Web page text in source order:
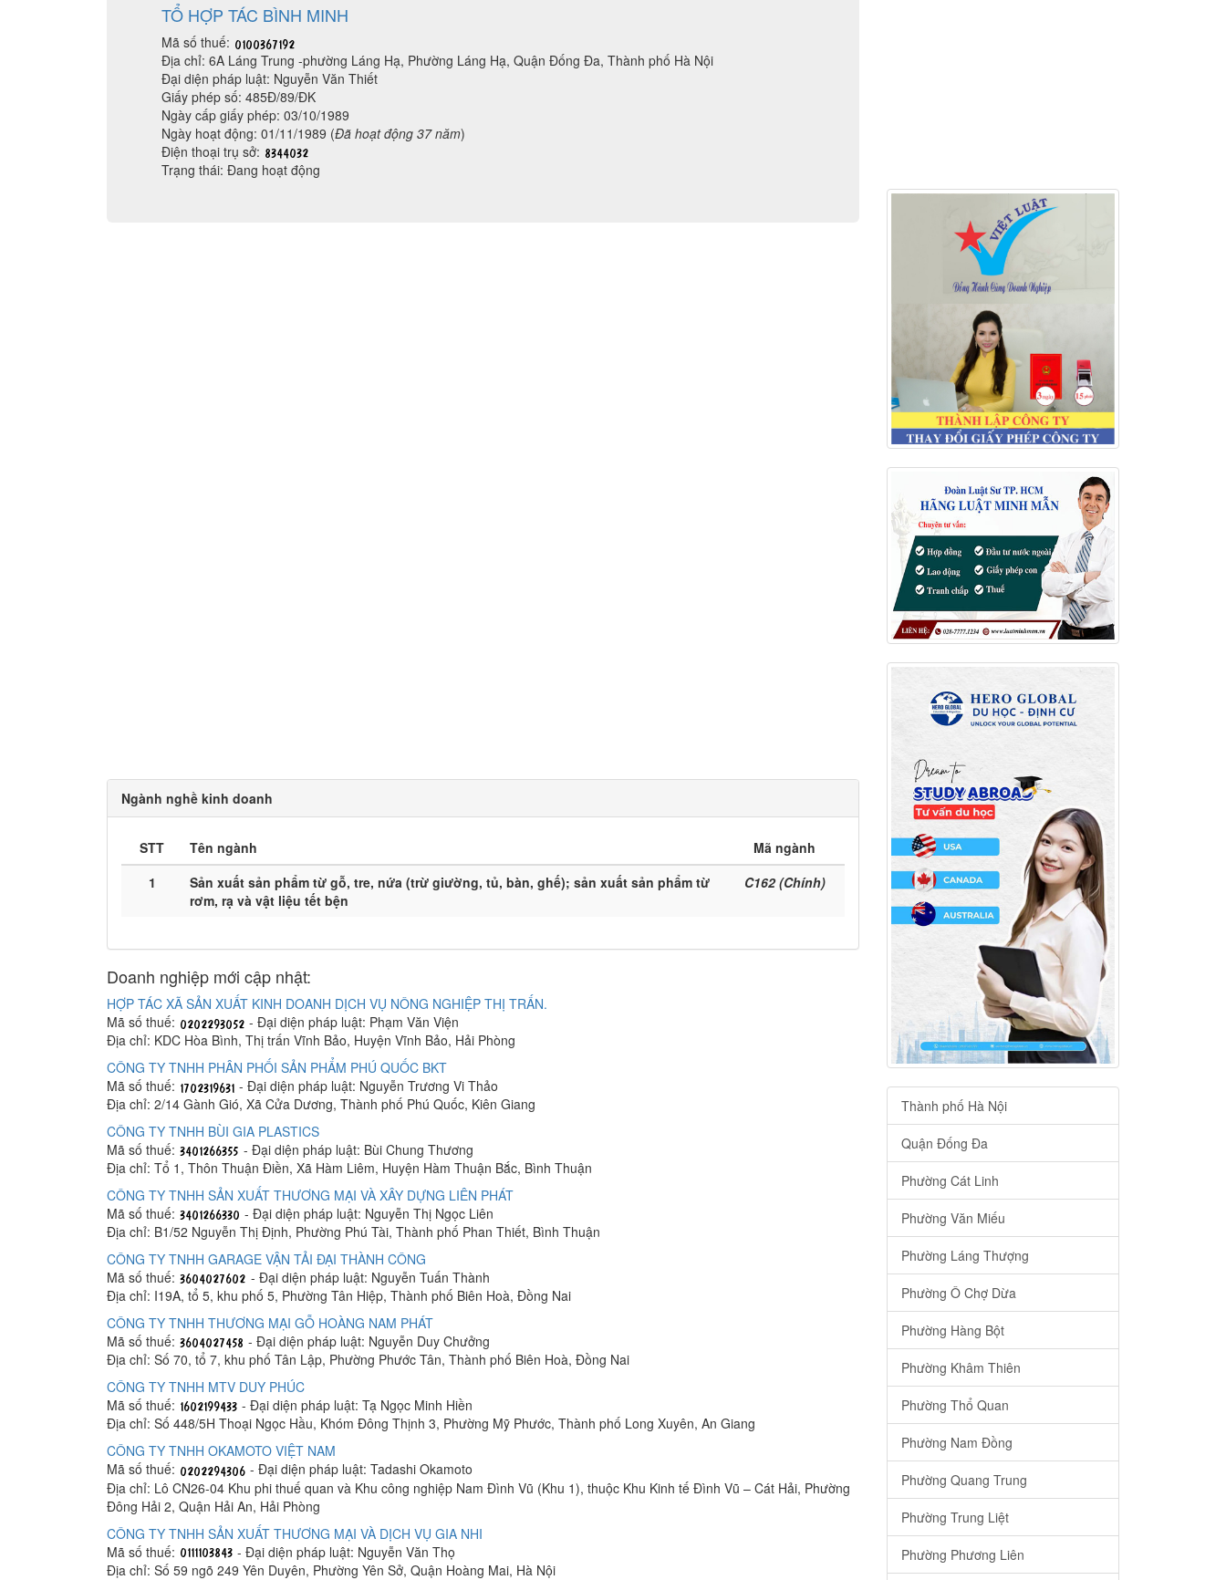
TỔ HỢP TÁC BÌNH MINH
Mã số thuế:
Địa chỉ: 6A Láng Trung -phường Láng Hạ, Phường Láng Hạ, Quận Đống Đa, Thành phố Hà Nội
Đại diện pháp luật: Nguyễn Văn Thiết
Giấy phép số: 485Đ/89/ĐK
Ngày cấp giấy phép: 03/10/1989
Ngày hoạt động: 01/11/1989 (Đã hoạt động 37 năm)
Điện thoại trụ sở:
Trạng thái: Đang hoạt động
Ngành nghề kinh doanh
STT Tên ngành
Mã ngành
1
Sản xuất sản phẩm từ gỗ, tre, nứa (trừ giường, tủ, bàn, ghế); sản xuất sản phẩm từ
rơm, rạ và vật liệu tết bện
C162 (Chính)
Doanh nghiệp mới cập nhật:
HỢP TÁC XÃ SẢN XUẤT KINH DOANH DỊCH VỤ NÔNG NGHIỆP THỊ TRẤN.
Mã số thuế:
- Đại diện pháp luật: Phạm Văn Viện
Địa chỉ: KDC Hòa Bình, Thị trấn Vĩnh Bảo, Huyện Vĩnh Bảo, Hải Phòng
CÔNG TY TNHH PHÂN PHỐI SẢN PHẨM PHÚ QUỐC BKT
Mã số thuế:
- Đại diện pháp luật: Nguyễn Trương Vi Thảo
Địa chỉ: 2/14 Gành Gió, Xã Cửa Dương, Thành phố Phú Quốc, Kiên Giang
CÔNG TY TNHH BÙI GIA PLASTICS
Mã số thuế:
- Đại diện pháp luật: Bùi Chung Thương
Địa chỉ: Tổ 1, Thôn Thuận Điền, Xã Hàm Liêm, Huyện Hàm Thuận Bắc, Bình Thuận
CÔNG TY TNHH SẢN XUẤT THƯƠNG MẠI VÀ XÂY DỰNG LIÊN PHÁT
Mã số thuế:
- Đại diện pháp luật: Nguyễn Thị Ngọc Liên
Địa chỉ: B1/52 Nguyễn Thị Định, Phường Phú Tài, Thành phố Phan Thiết, Bình Thuận
CÔNG TY TNHH GARAGE VẬN TẢI ĐẠI THÀNH CÔNG
Mã số thuế:
- Đại diện pháp luật: Nguyễn Tuấn Thành
Địa chỉ: I19A, tổ 5, khu phố 5, Phường Tân Hiệp, Thành phố Biên Hoà, Đồng Nai
CÔNG TY TNHH THƯƠNG MẠI GỖ HOÀNG NAM PHÁT
Mã số thuế:
- Đại diện pháp luật: Nguyễn Duy Chưởng
Địa chỉ: Số 70, tổ 7, khu phố Tân Lập, Phường Phước Tân, Thành phố Biên Hoà, Đồng Nai
CÔNG TY TNHH MTV DUY PHÚC
Mã số thuế:
- Đại diện pháp luật: Tạ Ngọc Minh Hiền
Địa chỉ: Số 448/5H Thoại Ngọc Hầu, Khóm Đông Thịnh 3, Phường Mỹ Phước, Thành phố Long Xuyên, An Giang
CÔNG TY TNHH OKAMOTO VIỆT NAM
Mã số thuế:
- Đại diện pháp luật: Tadashi Okamoto
Địa chỉ: Lô CN26-04 Khu phi thuế quan và Khu công nghiệp Nam Đình Vũ (Khu 1), thuộc Khu Kinh tế Đình Vũ – Cát Hải, Phường
Đông Hải 2, Quận Hải An, Hải Phòng
CÔNG TY TNHH SẢN XUẤT THƯƠNG MẠI VÀ DỊCH VỤ GIA NHI
Mã số thuế:
- Đại diện pháp luật: Nguyễn Văn Thọ
Địa chỉ: Số 59 ngõ 249 Yên Duyên, Phường Yên Sở, Quận Hoàng Mai, Hà Nội
Thành phố Hà Nội
Quận Đống Đa
Phường Cát Linh
Phường Văn Miếu
Phường Láng Thượng
Phường Ô Chợ Dừa
Phường Hàng Bột
Phường Khâm Thiên
Phường Thổ Quan
Phường Nam Đồng
Phường Quang Trung
Phường Trung Liệt
Phường Phương Liên